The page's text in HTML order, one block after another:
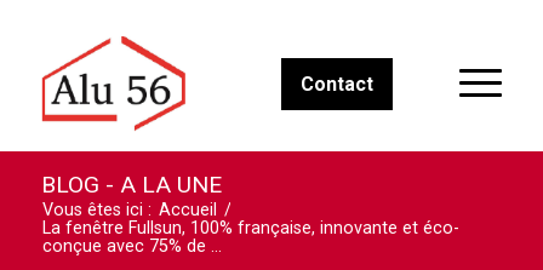
Contact
BLOG - A LA UNE
Vous êtes ici : Accueil /
La fenêtre Fullsun, 100% française, innovante et éco-
conçue avec 75% de ...